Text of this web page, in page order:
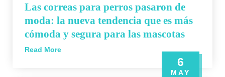
Las correas para perros pasaron de
moda: la nueva tendencia que es más
cómoda y segura para las mascotas
Read More
6
MAY